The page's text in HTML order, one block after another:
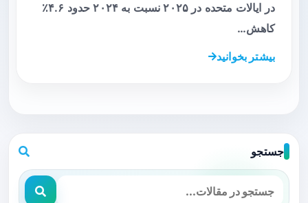
در ایالات متحده در ۲۰۲۵ نسبت به ۲۰۲۴ حدود ۴.۶٪
کاهش…
بیشتر بخوانید
جستجو